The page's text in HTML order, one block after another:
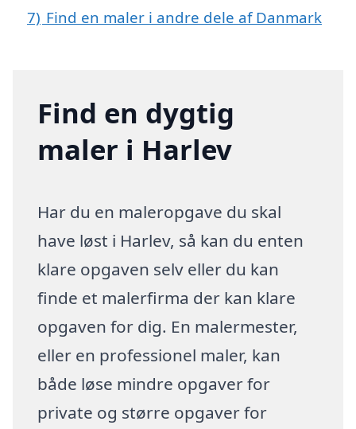
7) Find en maler i andre dele af Danmark
Find en dygtig
maler i Harlev
Har du en maleropgave du skal
have løst i Harlev, så kan du enten
klare opgaven selv eller du kan
finde et malerfirma der kan klare
opgaven for dig. En malermester,
eller en professionel maler, kan
både løse mindre opgaver for
private og større opgaver for